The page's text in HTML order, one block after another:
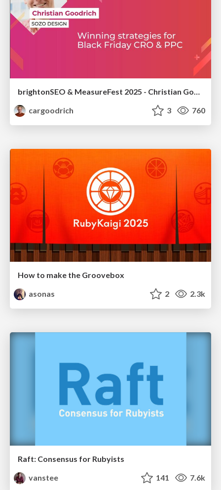
brightonSEO & MeasureFest 2025 - Christian Goodrich - Winning strategies for Black Friday CRO & PPC
cargoodrich
3 760
How to make the Groovebox
asonas
2 2.3k
Raft: Consensus for Rubyists
vanstee
141 7.6k